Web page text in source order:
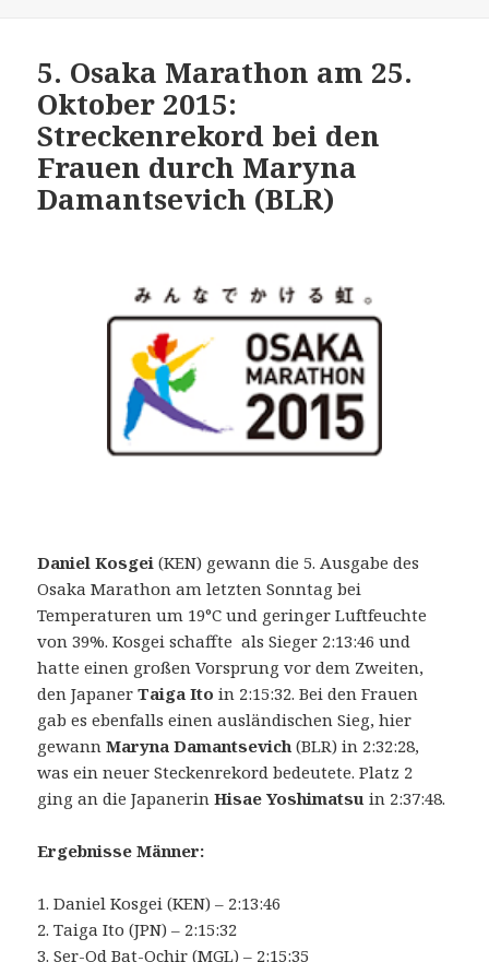
5. Osaka Marathon am 25.
Oktober 2015:
Streckenrekord bei den
Frauen durch Maryna
Damantsevich (BLR)
Daniel Kosgei (KEN) gewann die 5. Ausgabe des
Osaka Marathon am letzten Sonntag bei
Temperaturen um 19°C und geringer Luftfeuchte
von 39%. Kosgei schaffte als Sieger 2:13:46 und
hatte einen großen Vorsprung vor dem Zweiten,
den JapanerTaiga Itoin 2:15:32. Bei den Frauen
gab es ebenfalls einen ausländischen Sieg, hier
gewannMaryna Damantsevich (BLR) in 2:32:28,
was ein neuer Steckenrekord bedeutete. Platz 2
ging an die JapanerinHisae Yoshimatsu in 2:37:48.
Ergebnisse Männer:
1. Daniel Kosgei (KEN) – 2:13:46
2. Taiga Ito (JPN) – 2:15:32
3. Ser-Od Bat-Ochir (MGL) – 2:15:35